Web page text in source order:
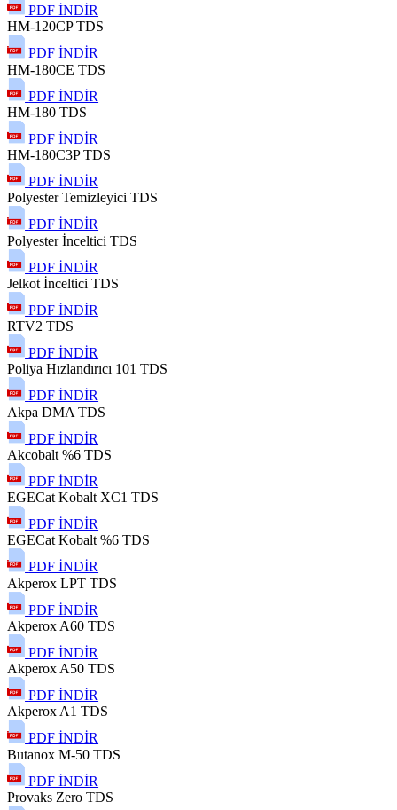
PDF İNDİR
HM-120CP TDS
PDF İNDİR
HM-180CE TDS
PDF İNDİR
HM-180 TDS
PDF İNDİR
HM-180C3P TDS
PDF İNDİR
Polyester Temizleyici TDS
PDF İNDİR
Polyester İnceltici TDS
PDF İNDİR
Jelkot İnceltici TDS
PDF İNDİR
RTV2 TDS
PDF İNDİR
Poliya Hızlandırıcı 101 TDS
PDF İNDİR
Akpa DMA TDS
PDF İNDİR
Akcobalt %6 TDS
PDF İNDİR
EGECat Kobalt XC1 TDS
PDF İNDİR
EGECat Kobalt %6 TDS
PDF İNDİR
Akperox LPT TDS
PDF İNDİR
Akperox A60 TDS
PDF İNDİR
Akperox A50 TDS
PDF İNDİR
Akperox A1 TDS
PDF İNDİR
Butanox M-50 TDS
PDF İNDİR
Provaks Zero TDS